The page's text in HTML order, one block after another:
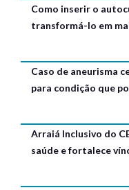
Como inserir o
transformá-lo em
Caso de aneurisma
para condição que
Arraiá Inclusivo do
saúde e fortalece